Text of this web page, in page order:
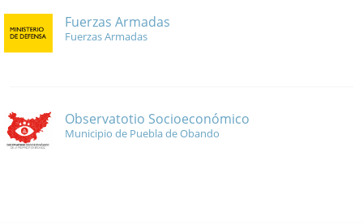
Fuerzas Armadas
Fuerzas Armadas
Observatotio Socioeconómico
Municipio de Puebla de Obando